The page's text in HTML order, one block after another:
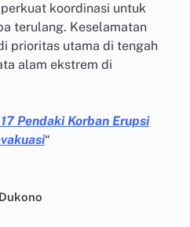
koordinasi untuk
terulang. Keselamatan
prioritas utama di tengah
alam ekstrem di
Pendaki Korban Erupsi
“